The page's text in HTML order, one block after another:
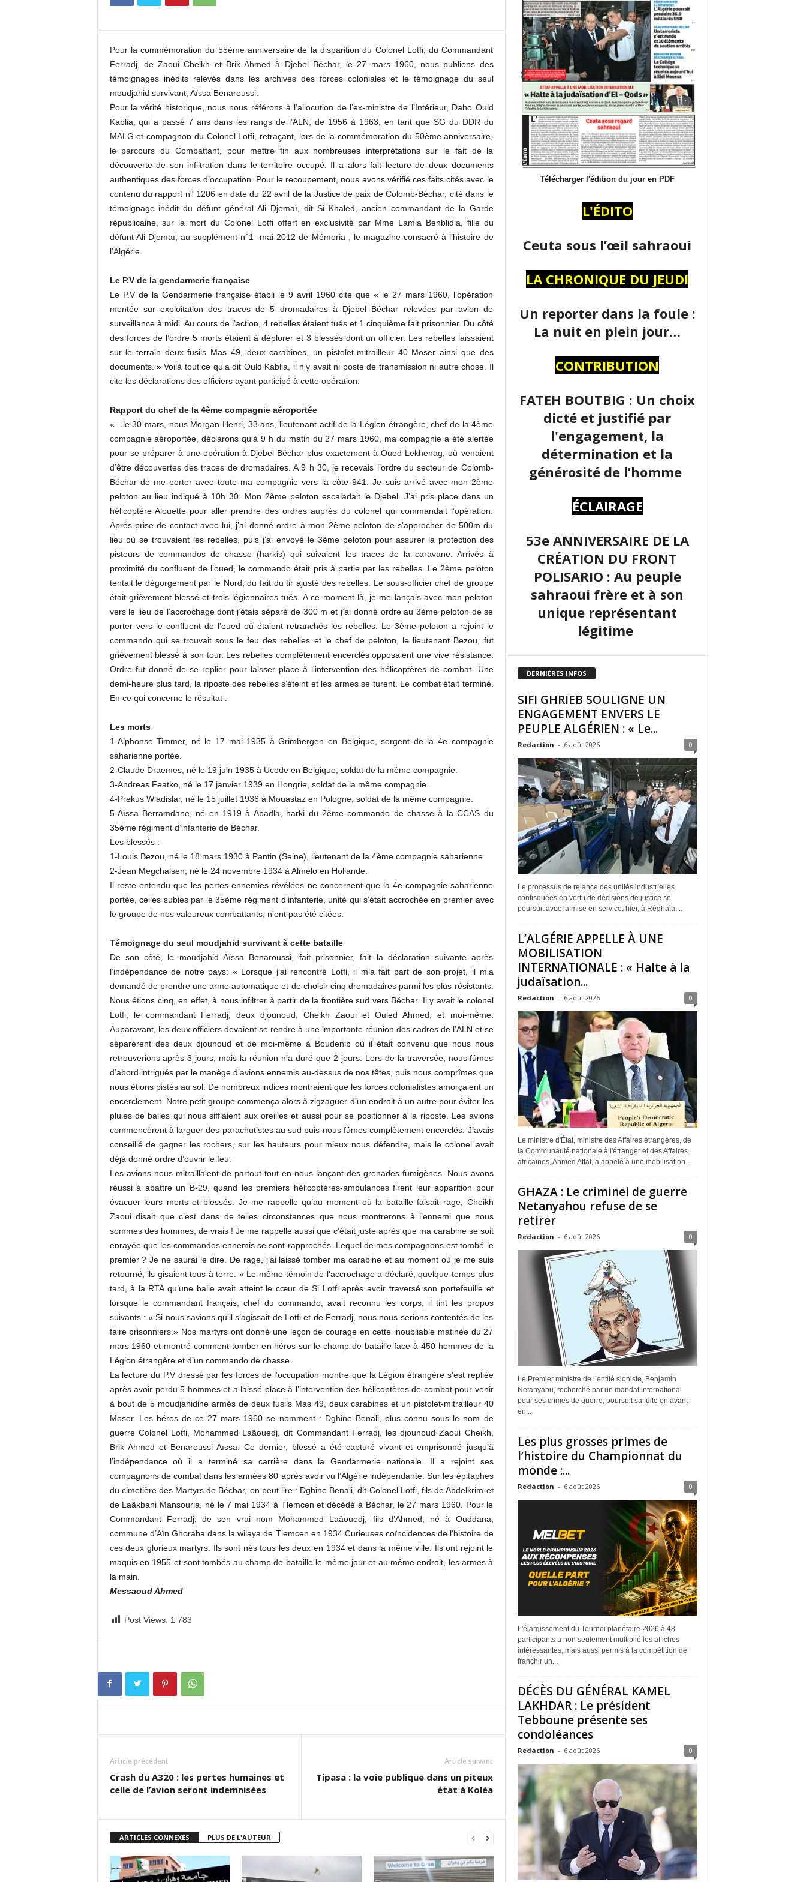
Pour la commémoration du 55ème anniversaire de la disparition du Colonel Lotfi, du Commandant
Ferradj, de Zaoui Cheikh et Brik Ahmed à Djebel Béchar, le 27 mars 1960, nous publions des
témoignages inédits relevés dans les archives des forces coloniales et le témoignage du seul
moudjahid survivant, Aïssa Benaroussi.
Pour la vérité historique, nous nous référons à l’allocution de l’ex-ministre de l’Intérieur, Daho Ould
Kablia, qui a passé 7 ans dans les rangs de l’ALN, de 1956 à 1963, en tant que SG du DDR du
MALG et compagnon du Colonel Lotfi, retraçant, lors de la commémoration du 50ème anniversaire,
le parcours du Combattant, pour mettre fin aux nombreuses interprétations sur le fait de la
découverte de son infiltration dans le territoire occupé. Il a alors fait lecture de deux documents
authentiques des forces d’occupation. Pour le recoupement, nous avons vérifié ces faits cités avec le
contenu du rapport n° 1206 en date du 22 avril de la Justice de paix de Colomb-Béchar, cité dans le
témoignage inédit du défunt général Ali Djemaï, dit Si Khaled, ancien commandant de la Garde
républicaine, sur la mort du Colonel Lotfi offert en exclusivité par Mme Lamia Benblidia, fille du
défunt Ali Djemaï, au supplément n°1 -mai-2012 de Mémoria , le magazine consacré à l’histoire de
l’Algérie.
Le P.V de la gendarmerie française
Le P.V de la Gendarmerie française établi le 9 avril 1960 cite que « le 27 mars 1960, l’opération
montée sur exploitation des traces de 5 dromadaires à Djebel Béchar relevées par avion de
surveillance à midi. Au cours de l’action, 4 rebelles étaient tués et 1 cinquième fait prisonnier. Du côté
des forces de l’ordre 5 morts étaient à déplorer et 3 blessés dont un officier. Les rebelles laissaient
sur le terrain deux fusils Mas 49, deux carabines, un pistolet-mitrailleur 40 Moser ainsi que des
documents. » Voilà tout ce qu’a dit Ould Kablia, il n’y avait ni poste de transmission ni autre chose. Il
cite les déclarations des officiers ayant participé à cette opération.
Rapport du chef de la 4ème compagnie aéroportée
«…le 30 mars, nous Morgan Henri, 33 ans, lieutenant actif de la Légion étrangère, chef de la 4ème
compagnie aéroportée, déclarons qu’à 9 h du matin du 27 mars 1960, ma compagnie a été alertée
pour se préparer à une opération à Djebel Béchar plus exactement à Oued Lekhenag, où venaient
d’être découvertes des traces de dromadaires. A 9 h 30, je recevais l’ordre du secteur de Colomb-
Béchar de me porter avec toute ma compagnie vers la côte 941. Je suis arrivé avec mon 2ème
peloton au lieu indiqué à 10h 30. Mon 2ème peloton escaladait le Djebel. J’ai pris place dans un
hélicoptère Alouette pour aller prendre des ordres auprès du colonel qui commandait l’opération.
Après prise de contact avec lui, j’ai donné ordre à mon 2ème peloton de s’approcher de 500m du
lieu où se trouvaient les rebelles, puis j’ai envoyé le 3ème peloton pour assurer la protection des
pisteurs de commandos de chasse (harkis) qui suivaient les traces de la caravane. Arrivés à
proximité du confluent de l’oued, le commando était pris à partie par les rebelles. Le 2ème peloton
tentait le dégorgement par le Nord, du fait du tir ajusté des rebelles. Le sous-officier chef de groupe
était grièvement blessé et trois légionnaires tués. A ce moment-là, je me lançais avec mon peloton
vers le lieu de l’accrochage dont j’étais séparé de 300 m et j’ai donné ordre au 3ème peloton de se
porter vers le confluent de l’oued où étaient retranchés les rebelles. Le 3ème peloton a rejoint le
commando qui se trouvait sous le feu des rebelles et le chef de peloton, le lieutenant Bezou, fut
grièvement blessé à son tour. Les rebelles complètement encerclés opposaient une vive résistance.
Ordre fut donné de se replier pour laisser place à l’intervention des hélicoptères de combat. Une
demi-heure plus tard, la riposte des rebelles s’éteint et les armes se turent. Le combat était terminé.
En ce qui concerne le résultat :
Les morts
1-Alphonse Timmer, né le 17 mai 1935 à Grimbergen en Belgique, sergent de la 4e compagnie
saharienne portée.
2-Claude Draemes, né le 19 juin 1935 à Ucode en Belgique, soldat de la même compagnie.
3-Andreas Featko, né le 17 janvier 1939 en Hongrie, soldat de la même compagnie.
4-Prekus Wladislar, né le 15 juillet 1936 à Mouastaz en Pologne, soldat de la même compagnie.
5-Aïssa Berramdane, né en 1919 à Abadla, harki du 2ème commando de chasse à la CCAS du
35ème régiment d’infanterie de Béchar.
Les blessés :
1-Louis Bezou, né le 18 mars 1930 à Pantin (Seine), lieutenant de la 4ème compagnie saharienne.
2-Jean Megchalsen, né le 24 novembre 1934 à Almelo en Hollande.
Il reste entendu que les pertes ennemies révélées ne concernent que la 4e compagnie saharienne
portée, celles subies par le 35ème régiment d’infanterie, unité qui s’était accrochée en premier avec
le groupe de nos valeureux combattants, n’ont pas été citées.
Témoignage du seul moudjahid survivant à cette bataille
De son côté, le moudjahid Aïssa Benaroussi, fait prisonnier, fait la déclaration suivante après
l’indépendance de notre pays: « Lorsque j’ai rencontré Lotfi, il m’a fait part de son projet, il m’a
demandé de prendre une arme automatique et de choisir cinq dromadaires parmi les plus résistants.
Nous étions cinq, en effet, à nous infiltrer à partir de la frontière sud vers Béchar. Il y avait le colonel
Lotfi, le commandant Ferradj, deux djounoud, Cheikh Zaoui et Ouled Ahmed, et moi-même.
Auparavant, les deux officiers devaient se rendre à une importante réunion des cadres de l’ALN et se
séparèrent des deux djounoud et de moi-même à Boudenib où il était convenu que nous nous
retrouverions après 3 jours, mais la réunion n’a duré que 2 jours. Lors de la traversée, nous fûmes
d’abord intrigués par le manège d’avions ennemis au-dessus de nos têtes, puis nous comprîmes que
nous étions pistés au sol. De nombreux indices montraient que les forces colonialistes amorçaient un
encerclement. Notre petit groupe commença alors à zigzaguer d’un endroit à un autre pour éviter les
pluies de balles qui nous sifflaient aux oreilles et aussi pour se positionner à la riposte. Les avions
commencèrent à larguer des parachutistes au sud puis nous fûmes complètement encerclés. J’avais
conseillé de gagner les rochers, sur les hauteurs pour mieux nous défendre, mais le colonel avait
déjà donné ordre d’ouvrir le feu.
Les avions nous mitraillaient de partout tout en nous lançant des grenades fumigènes. Nous avons
réussi à abattre un B-29, quand les premiers hélicoptères-ambulances firent leur apparition pour
évacuer leurs morts et blessés. Je me rappelle qu’au moment où la bataille faisait rage, Cheikh
Zaoui disait que c’est dans de telles circonstances que nous montrerons à l’ennemi que nous
sommes des hommes, de vrais ! Je me rappelle aussi que c’était juste après que ma carabine se soit
enrayée que les commandos ennemis se sont rapprochés. Lequel de mes compagnons est tombé le
premier ? Je ne saurai le dire. De rage, j’ai laissé tomber ma carabine et au moment où je me suis
retourné, ils gisaient tous à terre. » Le même témoin de l’accrochage a déclaré, quelque temps plus
tard, à la RTA qu’une balle avait atteint le cœur de Si Lotfi après avoir traversé son portefeuille et
lorsque le commandant français, chef du commando, avait reconnu les corps, il tint les propos
suivants : « Si nous savions qu’il s’agissait de Lotfi et de Ferradj, nous nous serions contentés de les
faire prisonniers.» Nos martyrs ont donné une leçon de courage en cette inoubliable matinée du 27
mars 1960 et montré comment tomber en héros sur le champ de bataille face à 450 hommes de la
Légion étrangère et d’un commando de chasse.
La lecture du P.V dressé par les forces de l’occupation montre que la Légion étrangère s’est repliée
après avoir perdu 5 hommes et a laissé place à l’intervention des hélicoptères de combat pour venir
à bout de 5 moudjahidine armés de deux fusils Mas 49, deux carabines et un pistolet-mitrailleur 40
Moser. Les héros de ce 27 mars 1960 se nomment : Dghine Benali, plus connu sous le nom de
guerre Colonel Lotfi, Mohammed Laâouedj, dit Commandant Ferradj, les djounoud Zaoui Cheikh,
Brik Ahmed et Benaroussi Aïssa. Ce dernier, blessé a été capturé vivant et emprisonné jusqu’à
l’indépendance où il a terminé sa carrière dans la Gendarmerie nationale. Il a rejoint ses
compagnons de combat dans les années 80 après avoir vu l’Algérie indépendante. Sur les épitaphes
du cimetière des Martyrs de Béchar, on peut lire : Dghine Benali, dit Colonel Lotfi, fils de Abdelkrim et
de Laâkbani Mansouria, né le 7 mai 1934 à Tlemcen et décédé à Béchar, le 27 mars 1960. Pour le
Commandant Ferradj, de son vrai nom Mohammed Laâouedj, fils d’Ahmed, né à Ouddana,
commune d’Aïn Ghoraba dans la wilaya de Tlemcen en 1934.Curieuses coïncidences de l’histoire de
ces deux glorieux martyrs. Ils sont nés tous les deux en 1934 et dans la même ville. Ils ont rejoint le
maquis en 1955 et sont tombés au champ de bataille le même jour et au même endroit, les armes à
la main.
Messaoud Ahmed
Post Views: 1 783
Article précédent
Crash du A320 : les pertes humaines et
celle de l’avion seront indemnisées
Article suivant
Tipasa : la voie publique dans un piteux
état à Koléa
ARTICLES CONNEXES PLUS DE L'AUTEUR
Télécharger l'édition du jour en PDF
L'ÉDITO
Ceuta sous l’œil sahraoui
LA CHRONIQUE DU JEUDI
Un reporter dans la foule :
La nuit en plein jour…
CONTRIBUTION
FATEH BOUTBIG : Un choix
dicté et justifié par
l'engagement, la
détermination et la
générosité de l’homme
ÉCLAIRAGE
53e ANNIVERSAIRE DE LA
CRÉATION DU FRONT
POLISARIO : Au peuple
sahraoui frère et à son
unique représentant
légitime
DERNIÈRES INFOS
SIFI GHRIEB SOULIGNE UN
ENGAGEMENT ENVERS LE
PEUPLE ALGÉRIEN : « Le...
Redaction - 6 août 2026 0
Le processus de relance des unités industrielles
confisquées en vertu de décisions de justice se
poursuit avec la mise en service, hier, à Réghaïa,...
L’ALGÉRIE APPELLE À UNE
MOBILISATION
INTERNATIONALE : « Halte à la
judaïsation...
Redaction - 6 août 2026 0
Le ministre d'État, ministre des Affaires étrangères, de
la Communauté nationale à l'étranger et des Affaires
africaines, Ahmed Attaf, a appelé à une mobilisation...
GHAZA : Le criminel de guerre
Netanyahou refuse de se
retirer
Redaction - 6 août 2026 0
Le Premier ministre de l’entité sioniste, Benjamin
Netanyahu, recherché par un mandat international
pour ses crimes de guerre, poursuit sa fuite en avant
en...
Les plus grosses primes de
l’histoire du Championnat du
monde :...
Redaction - 6 août 2026 0
L'élargissement du Tournoi planétaire 2026 à 48
participants a non seulement multiplié les affiches
intéressantes, mais aussi permis à la compétition de
franchir un...
DÉCÈS DU GÉNÉRAL KAMEL
LAKHDAR : Le président
Tebboune présente ses
condoléances
Redaction - 6 août 2026 0